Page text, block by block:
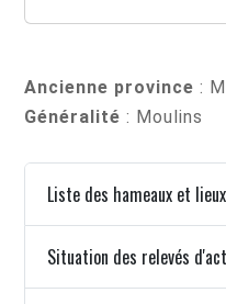
Ancienne province :
Généralité : Moulins
Liste des hameaux et
Situation des relevés